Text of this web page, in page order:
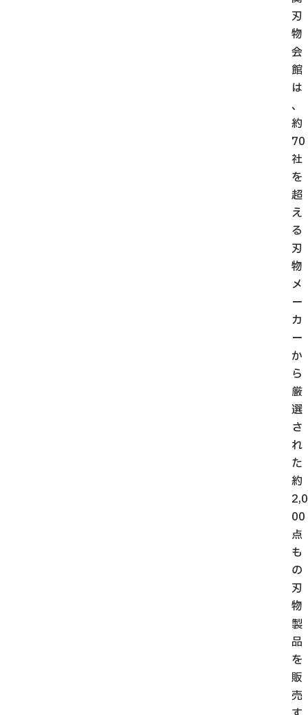
刃
物
会
館
は
、
約
70
社
を
超
え
る
刃
物
メ
ー
カ
ー
か
ら
厳
選
さ
れ
た
約
2,0
00
点
も
の
刃
物
製
品
を
販
売